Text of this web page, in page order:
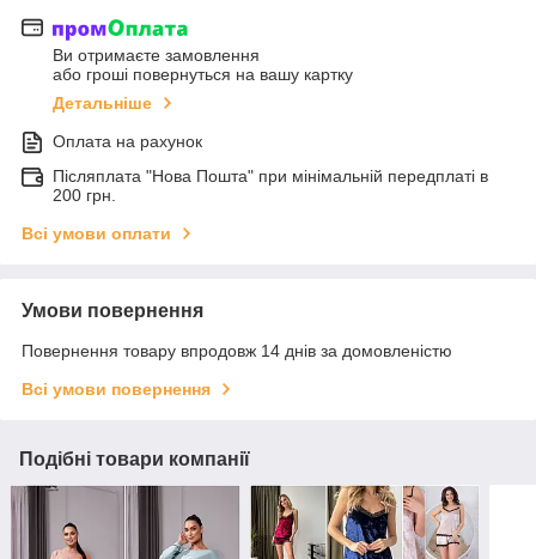
Ви отримаєте замовлення
або гроші повернуться на вашу картку
Детальніше
Оплата на рахунок
Післяплата "Нова Пошта" при мінімальній передплаті в
200 грн.
Всі умови оплати
Умови повернення
Повернення товару впродовж 14 днів за домовленістю
Всі умови повернення
Подібні товари компанії